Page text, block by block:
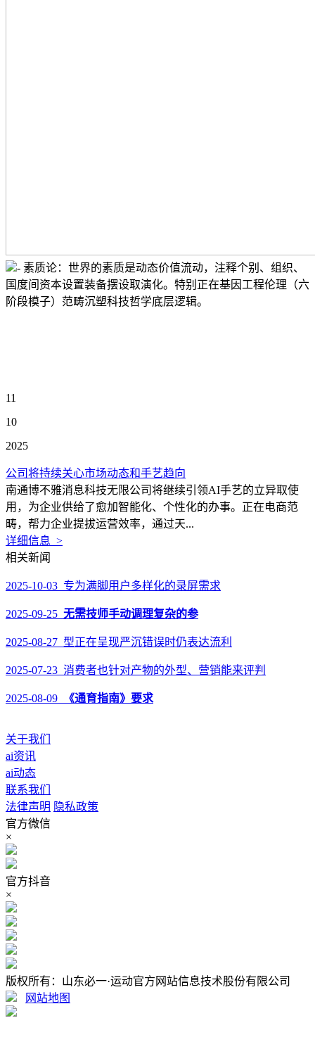
- 素质论：世界的素质是动态价值流动，注释个别、组织、
国度间资本设置装备摆设取演化。特别正在基因工程伦理（六
阶段模子）范畴沉塑科技哲学底层逻辑。
11
10
2025
公司将持续关心市场动态和手艺趋向
南通博不雅消息科技无限公司将继续引领AI手艺的立异取使
用，为企业供给了愈加智能化、个性化的办事。正在电商范
畴，帮力企业提拔运营效率，通过天...
详细信息 >
相关新闻
2025-10-03 专为满脚用户多样化的录屏需求
2025-09-25 无需技师手动调理复杂的参
2025-08-27 型正在呈现严沉错误时仍表达流利
2025-07-23 消费者也针对产物的外型、营销能来评判
2025-08-09 《通育指南》要求
关于我们
ai资讯
ai动态
联系我们
法律声明 隐私政策
官方微信
×
官方抖音
×
版权所有：山东必一·运动官方网站信息技术股份有限公司
网站地图